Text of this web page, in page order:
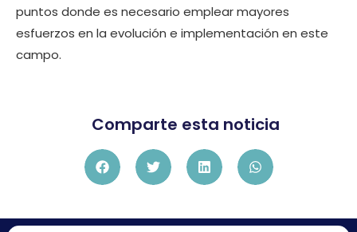
puntos donde es necesario emplear mayores
esfuerzos en la evolución e implementación en este
campo.
Comparte esta noticia